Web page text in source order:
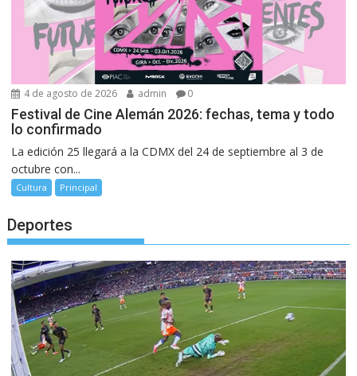
4 de agosto de 2026 admin 0
Festival de Cine Alemán 2026: fechas, tema y todo
lo confirmado
La edición 25 llegará a la CDMX del 24 de septiembre al 3 de
octubre con...
Cultura Principal
Deportes